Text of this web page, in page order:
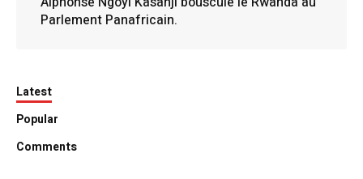
Parlement Panafricain.
Latest
Popular
Comments